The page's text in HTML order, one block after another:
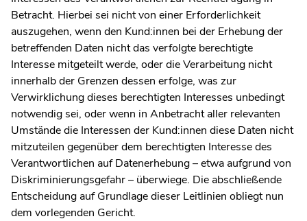
Betracht. Hierbei sei nicht von einer Erforderlichkeit
auszugehen, wenn den Kund:innen bei der Erhebung der
betreffenden Daten nicht das verfolgte berechtigte
Interesse mitgeteilt werde, oder die Verarbeitung nicht
innerhalb der Grenzen dessen erfolge, was zur
Verwirklichung dieses berechtigten Interesses unbedingt
notwendig sei, oder wenn in Anbetracht aller relevanten
Umstände die Interessen der Kund:innen diese Daten nicht
mitzuteilen gegenüber dem berechtigten Interesse des
Verantwortlichen auf Datenerhebung – etwa aufgrund von
Diskriminierungsgefahr – überwiege. Die abschließende
Entscheidung auf Grundlage dieser Leitlinien obliegt nun
dem vorlegenden Gericht.